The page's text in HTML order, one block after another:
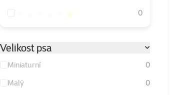
Hodnocení 20%
0
Velikost psa
Miniaturní
0
Malý
0